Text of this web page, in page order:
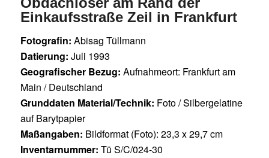
Einkaufsstraße Zeil in Frankfurt
Fotografin: Abisag Tüllmann
Datierung: Juli 1993
Geografischer Bezug: Aufnahmeort: Frankfurt am
Main / Deutschland
Grunddaten Material/Technik: Foto / Silbergelatine
auf Barytpapier
Maßangaben: Bildformat (Foto): 23,3 x 29,7 cm
Inventarnummer: Tü S/C/024-30